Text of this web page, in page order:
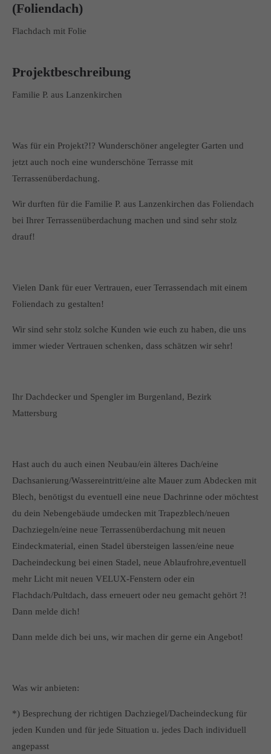
(Foliendach)
Flachdach mit Folie
Projektbeschreibung
Familie P. aus Lanzenkirchen
Was für ein Projekt?!? Wunderschöner angelegter Garten und
jetzt auch noch eine wunderschöne Terrasse mit
Terrassenüberdachung.
Wir durften für die Familie P. aus Lanzenkirchen das Foliendach
bei Ihrer Terrassenüberdachung machen und sind sehr stolz
drauf!
Vielen Dank für euer Vertrauen, euer Terrassendach mit einem
Foliendach zu gestalten!
Wir sind sehr stolz solche Kunden wie euch zu haben, die uns
immer wieder Vertrauen schenken, dass schätzen wir sehr!
Ihr Dachdecker und Spengler im Burgenland, Bezirk
Mattersburg
Hast auch du auch einen Neubau/ein älteres Dach/eine
Dachsanierung/Wassereintritt/eine alte Mauer zum Abdecken mit
Blech, benötigst du eventuell eine neue Dachrinne oder möchtest
du dein Nebengebäude umdecken mit Trapezblech/neuen
Dachziegeln/eine neue Terrassenüberdachung mit neuen
Eindeckmaterial, einen Stadel übersteigen lassen/eine neue
Dacheindeckung bei einen Stadel, neue Ablaufrohre,eventuell
mehr Licht mit neuen VELUX-Fenstern oder ein
Flachdach/Pultdach, dass erneuert oder neu gemacht gehört ?!
Dann melde dich!
Dann melde dich bei uns, wir machen dir gerne ein Angebot!
Was wir anbieten:
*) Besprechung der richtigen Dachziegel/Dacheindeckung für
jeden Kunden und für jede Situation u. jedes Dach individuell
angepasst